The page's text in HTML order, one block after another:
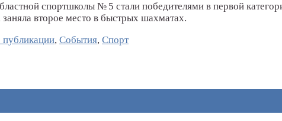
спортшколы № 5 стали победителями в первой
второе место в быстрых шахматах.
, События, Спорт